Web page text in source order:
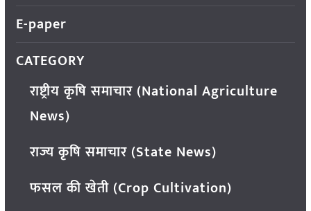
E-paper
CATEGORY
राष्ट्रीय कृषि समाचार (National Agriculture
News)
राज्य कृषि समाचार (State News)
फसल की खेती (Crop Cultivation)